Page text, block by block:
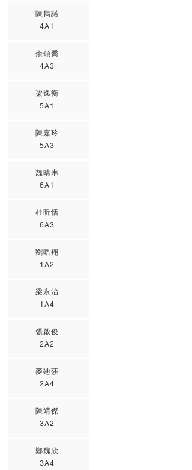
陳雋諾
4A1
余頌喬
4A3
梁逸衡
5A1
陳嘉玲
5A3
魏晴琳
6A1
杜昕恬
6A3
劉晧翔
1A2
梁永治
1A4
張啟俊
2A2
麥廸莎
2A4
陳靖傑
3A2
鄭魏欣
3A4